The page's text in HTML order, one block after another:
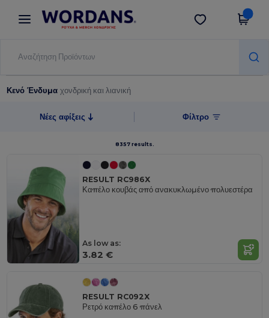
× Εφαρμογή Wordans
Καλύτερες τιμές στην εφαρμογή!
Λήψη app
Κενό Ένδυμαχονδρική και λιανική
Νέες αφίξεις Φίλτρο
8357 results.
RESULT RC986X
Καπέλο κουβάς από ανακυκλωμένο πολυεστέρα
As low as:
3.82 €
RESULT RC092X
Ρετρό καπέλο 6 πάνελ